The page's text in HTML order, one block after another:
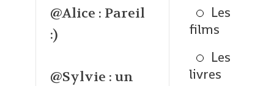
@Alice : Pareil
:)
@Sylvie : un
Les
films
Les
livres